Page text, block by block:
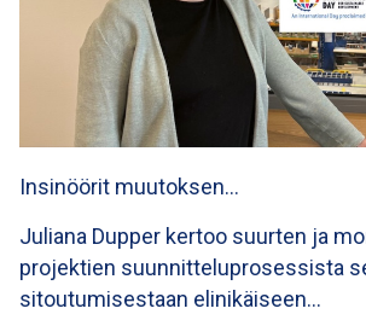
Insinöörit muutoksen…
Juliana Dupper kertoo suurten ja
projektien suunnitteluprosessista
sitoutumisestaan elinikäiseen…